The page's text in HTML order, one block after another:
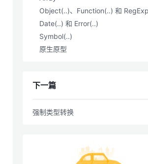
Object(..)、Function(..) 和
Date(..) 和 Error(..)
Symbol(..)
原生原型
下一篇
强制类型转换